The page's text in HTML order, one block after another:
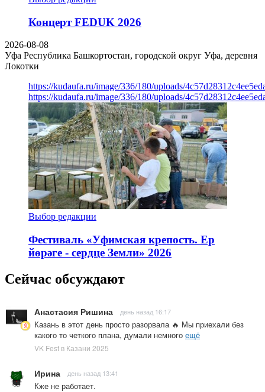
Концерт FEDUK 2026
2026-08-08
Уфа Республика Башкортостан, городской округ Уфа, деревня
Локотки
https://kudaufa.ru/image/336/180/uploads/
https://kudaufa.ru/image/336/180/uploads/
Выбор редакции
Фестиваль «Уфимская крепость. Ер
йөрәге - сердце Земли» 2026
Сейчас обсуждают
Анастасия Ришина день назад 16:17
Казань в этот день просто разорвала 🔥 Мы приехали без
какого то четкого плана, думали немного ещё
VK Fest в Казани 2025
Ирина день назад 13:41
Кже не работает.